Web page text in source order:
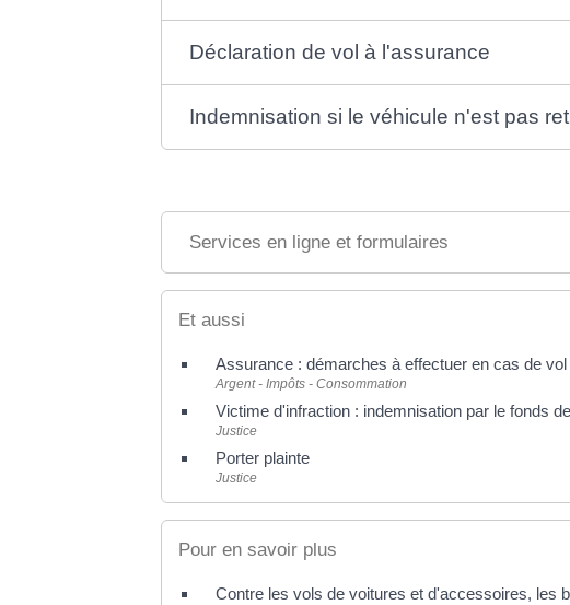
Déclaration de vol à l'assurance
Indemnisation si le véhicule n'est pas
Services en ligne et formulaires
Et aussi
Assurance : démarches à effectuer en cas de
Argent - Impôts - Consommation
Victime d'infraction : indemnisation par le fonds
Justice
Porter plainte
Justice
Pour en savoir plus
Contre les vols de voitures et d'accessoires, les